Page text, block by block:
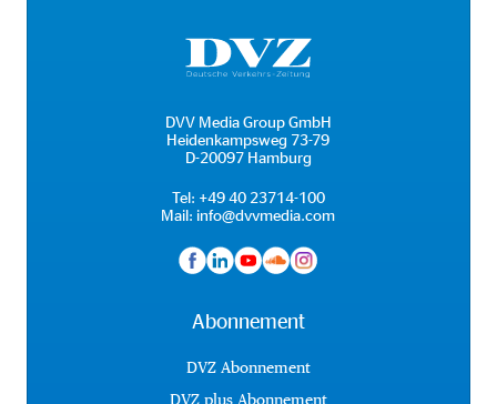
DVV Media Group GmbH
Heidenkampsweg 73-79
D-20097 Hamburg
Tel: +49 40 23714-100
Mail: info@dvvmedia.com
Abonnement
DVZ Abonnement
DVZ plus Abonnement